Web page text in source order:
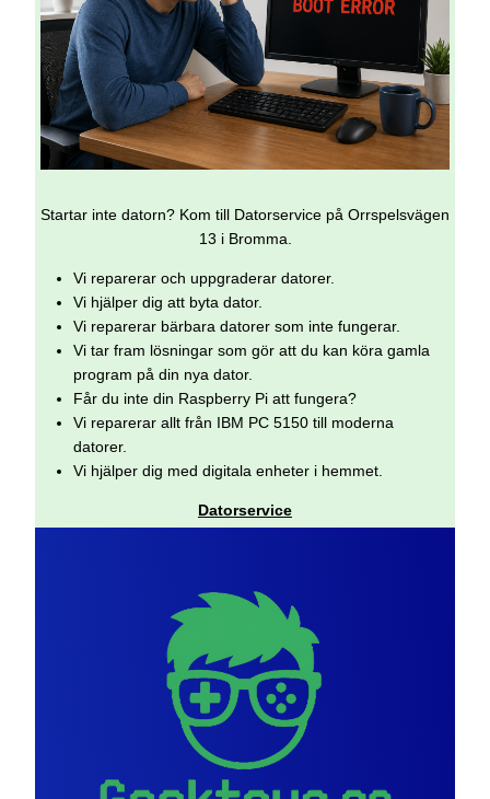
Startar inte datorn? Kom till Datorservice på Orrspelsvägen
13 i Bromma.
Vi reparerar och uppgraderar datorer.
Vi hjälper dig att byta dator.
Vi reparerar bärbara datorer som inte fungerar.
Vi tar fram lösningar som gör att du kan köra gamla
program på din nya dator.
Får du inte din Raspberry Pi att fungera?
Vi reparerar allt från IBM PC 5150 till moderna
datorer.
Vi hjälper dig med digitala enheter i hemmet.
Datorservice